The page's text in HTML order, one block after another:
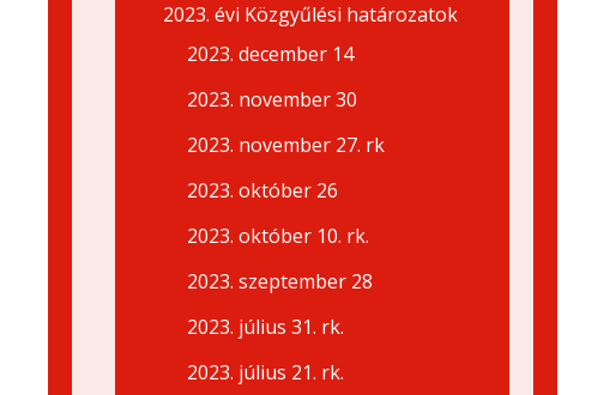
2023. évi Közgyűlési határozatok
2023. december 14
2023. november 30
2023. november 27. rk
2023. október 26
2023. október 10. rk.
2023. szeptember 28
2023. július 31. rk.
2023. július 21. rk.